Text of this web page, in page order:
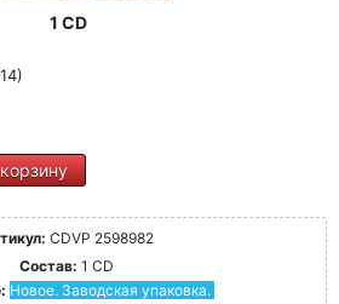
1 CD
CDVP 2598982
Состав: 1 CD
Новое. Заводская упаковка.